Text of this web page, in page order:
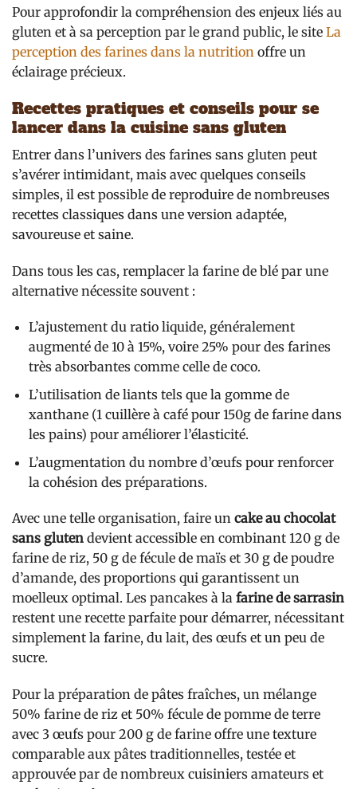
Pour approfondir la compréhension des enjeux liés au
gluten et à sa perception par le grand public, le site La
perception des farines dans la nutrition offre un
éclairage précieux.
Recettes pratiques et conseils pour se
lancer dans la cuisine sans gluten
Entrer dans l’univers des farines sans gluten peut
s’avérer intimidant, mais avec quelques conseils
simples, il est possible de reproduire de nombreuses
recettes classiques dans une version adaptée,
savoureuse et saine.
Dans tous les cas, remplacer la farine de blé par une
alternative nécessite souvent :
L’ajustement du ratio liquide, généralement
augmenté de 10 à 15%, voire 25% pour des farines
très absorbantes comme celle de coco.
L’utilisation de liants tels que la gomme de
xanthane (1 cuillère à café pour 150g de farine dans
les pains) pour améliorer l’élasticité.
L’augmentation du nombre d’œufs pour renforcer
la cohésion des préparations.
Avec une telle organisation, faire un cake au chocolat
sans gluten devient accessible en combinant 120 g de
farine de riz, 50 g de fécule de maïs et 30 g de poudre
d’amande, des proportions qui garantissent un
moelleux optimal. Les pancakes à la farine de sarrasin
restent une recette parfaite pour démarrer, nécessitant
simplement la farine, du lait, des œufs et un peu de
sucre.
Pour la préparation de pâtes fraîches, un mélange
50% farine de riz et 50% fécule de pomme de terre
avec 3 œufs pour 200 g de farine offre une texture
comparable aux pâtes traditionnelles, testée et
approuvée par de nombreux cuisiniers amateurs et